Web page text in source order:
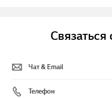
Связаться
Чат & Email
Телефон